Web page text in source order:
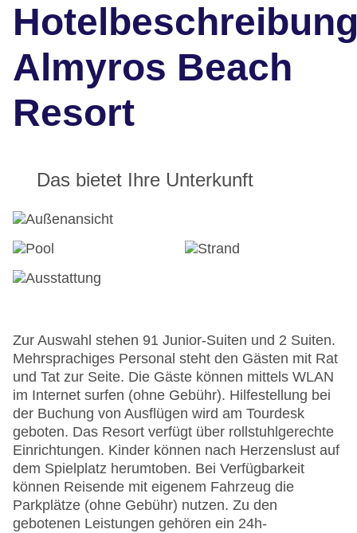
Almyros Beach
Resort
Das bietet Ihre Unterkunft
Zur Auswahl stehen 91 Junior-Suiten und 2 Suiten.
Mehrsprachiges Personal steht den Gästen mit Rat
und Tat zur Seite. Die Gäste können mittels WLAN
im Internet surfen (ohne Gebühr). Hilfestellung bei
der Buchung von Ausflügen wird am Tourdesk
geboten. Das Resort verfügt über rollstuhlgerechte
Einrichtungen. Kinder können nach Herzenslust auf
dem Spielplatz herumtoben. Bei Verfügbarkeit
können Reisende mit eigenem Fahrzeug die
Parkplätze (ohne Gebühr) nutzen. Zu den
gebotenen Leistungen gehören ein 24h-